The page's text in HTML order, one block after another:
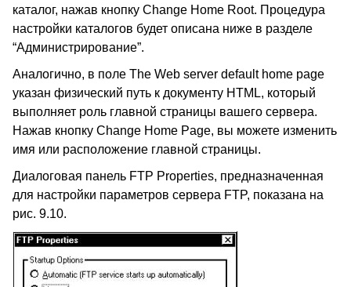
каталог, нажав кнопку Change Home Root. Процедура
настройки каталогов будет описана ниже в разделе
“Администрирование”.
Аналогично, в поле The Web server default home page
указан физический путь к документу HTML, который
выполняет роль главной страницы вашего сервера.
Нажав кнопку Change Home Page, вы можете изменить
имя или расположение главной страницы.
Диалоговая панель FTP Properties, предназначенная
для настройки параметров сервера FTP, показана на
рис. 9.10.